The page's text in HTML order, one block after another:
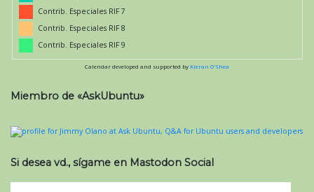
Contrib. Especiales RIF 7
Contrib. Especiales RIF 8
Contrib. Especiales RIF 9
Calendar developed and supported by Kieran O'Shea
Miembro de «AskUbuntu»
Si desea vd., sígame en Mastodon Social